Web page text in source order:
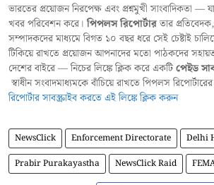
ভারতের প্রয়োজন নিরপেক্ষ এবং প্রশ্নমুখী সাংবাদিকতা
খবর পরিবেশন করে।পিপলস রিপোর্টারতার
সম্পাদকদের মাধ্যমে বিগত ১০ বছর ধরে সেই চেষ্টাই
টিকিয়ে রাখতে প্রয়োজন আপনাদের মতো পাঠকদের
দেশের বাইরে — নিচের লিঙ্কে ক্লিক করে একটিপেইড
স্বাধীন সংবাদমাধ্যমকে বাঁচিয়ে রাখতে পিপলস
রিপোর্টার সাবস্ক্রাইব করতে এই লিঙ্কে ক্লিক করুন
NewsClick Enforcement Directorate
Delhi
Prabir Purakayastha
NewsClick Raid